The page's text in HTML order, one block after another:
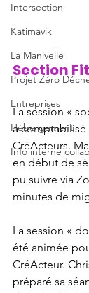
Intersection
Katimavik
La Manivelle
Projet Zéro
Entreprises
Hébergement
Info interne
Section
La session «
a
CréActeurs.
en début de
pu suivre via
minutes de
La session «
été animée
CréActeur.
préparé sa